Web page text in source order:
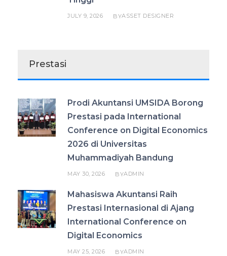
JULY 9, 2026 BYASSET DESIGNER
Prestasi
Prodi Akuntansi UMSIDA Borong
Prestasi pada International
Conference on Digital Economics
2026 di Universitas
Muhammadiyah Bandung
MAY 30, 2026 BYADMIN
Mahasiswa Akuntansi Raih
Prestasi Internasional di Ajang
International Conference on
Digital Economics
MAY 25, 2026 BYADMIN